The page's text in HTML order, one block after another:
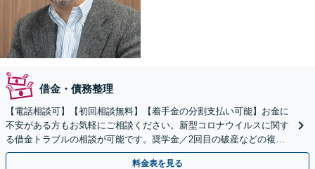
借金・債務整理
【電話相談可】【初回相談無料】【着手金の分割支払い可能】お金に
不安がある方もお気軽にご相談ください。新型コロナウイルスに関す
る借金トラブルの相談が可能です。奨学金／2回目の破産などの複雑
な借金問題を解決。
料金表を見る